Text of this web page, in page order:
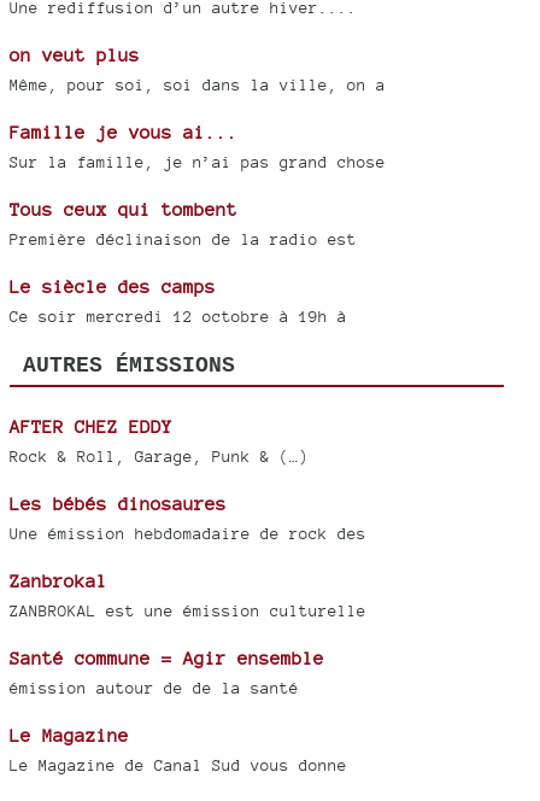
Une rediffusion d’un autre hiver....
on veut plus
Même, pour soi, soi dans la ville, on a
Famille je vous ai...
Sur la famille, je n’ai pas grand chose
Tous ceux qui tombent
Première déclinaison de la radio est
Le siècle des camps
Ce soir mercredi 12 octobre à 19h à
AUTRES ÉMISSIONS
AFTER CHEZ EDDY
Rock & Roll, Garage, Punk & (…)
Les bébés dinosaures
Une émission hebdomadaire de rock des
Zanbrokal
ZANBROKAL est une émission culturelle
Santé commune = Agir ensemble
émission autour de de la santé
Le Magazine
Le Magazine de Canal Sud vous donne